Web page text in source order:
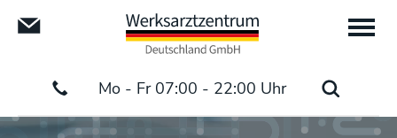
Mo - Fr 07:00 - 22:00 Uhr